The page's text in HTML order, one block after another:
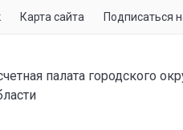
Карта сайта Подписаться
палата городского